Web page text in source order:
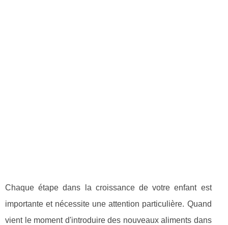
Chaque étape dans la croissance de votre enfant est
importante et nécessite une attention particulière. Quand
vient le moment d'introduire des nouveaux aliments dans